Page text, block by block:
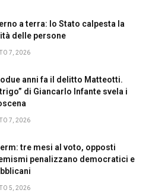
a terra: lo Stato calpesta la
delle persone
7, 2026
anni fa il delitto Matteotti.
di Giancarlo Infante svela i
7, 2026
tre mesi al voto, opposti
penalizzano democratici e
5, 2026